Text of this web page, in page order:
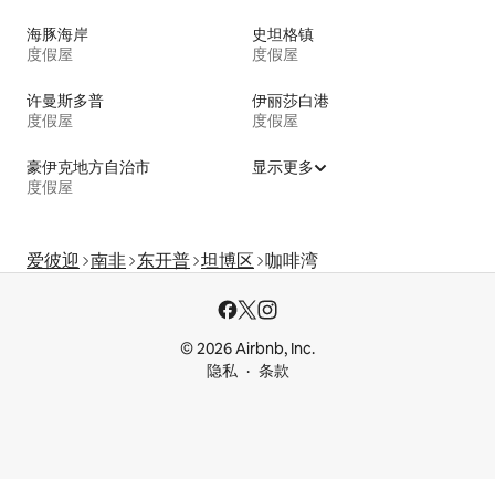
海豚海岸
度假屋
史坦格镇
度假屋
许曼斯多普
度假屋
伊丽莎白港
度假屋
豪伊克地方自治市
度假屋
显示更多
爱彼迎 南非 东开普 坦博区 咖啡湾
© 2026 Airbnb, Inc.
隐私
条款